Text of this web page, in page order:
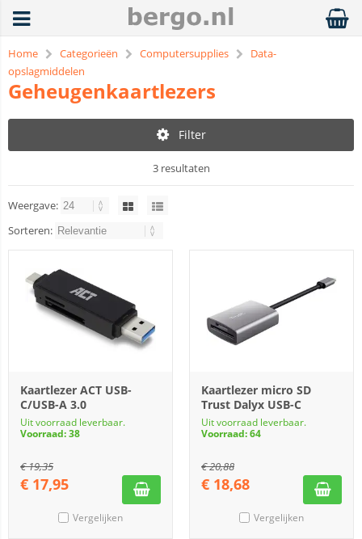
Home Categorieën Computersupplies
Data-
opslagmiddelen
Geheugenkaartlezers
Filter
3 resultaten
Weergave:
Sorteren:
Kaartlezer ACT USB-
C/USB-A 3.0
Uit voorraad leverbaar.
Voorraad: 38
€19,35
€ 17,95
Vergelijken
Kaartlezer micro SD
Trust Dalyx USB-C
Uit voorraad leverbaar.
Voorraad: 64
€20,88
€ 18,68
Vergelijken